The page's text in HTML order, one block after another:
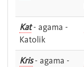
Kat- agama -
Katolik
Kris- agama -